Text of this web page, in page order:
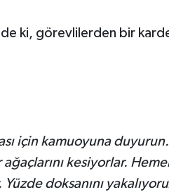
ki, görevlilerden bir
için kamuoyuna
kesiyorlar.
doksanını